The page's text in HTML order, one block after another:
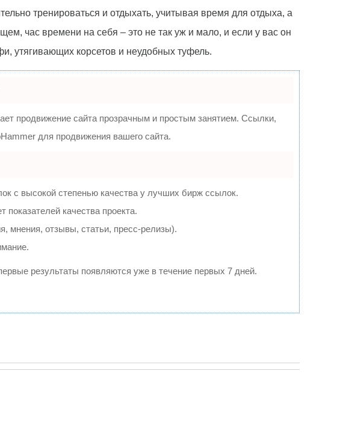
тренироваться и отдыхать, учитывая время для отдыха, а
час времени на себя – это не так уж и мало, и если у вас он
утягивающих корсетов и неудобных туфель.
продвижение сайта прозрачным и простым занятием. Ссылки,
для продвижения вашего сайта.
с высокой степенью качества у лучших бирж ссылок.
качества проекта.
мнения, отзывы, статьи, пресс-релизы).
результаты появляются уже в течение первых 7 дней.